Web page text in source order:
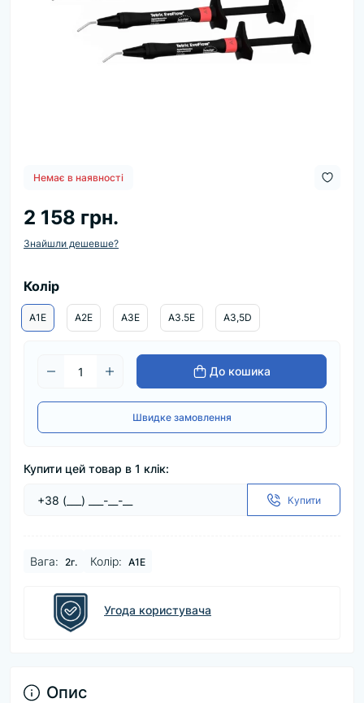
Немає в наявності
2 158 грн.
Знайшли дешевше?
Колір
A1E A2E A3E A3.5E A3,5D
До кошика
Швидке замовлення
Купити цей товар в 1 клік:
Купити
Baга: 2г. Колір: A1E
Угода користувача
Опис